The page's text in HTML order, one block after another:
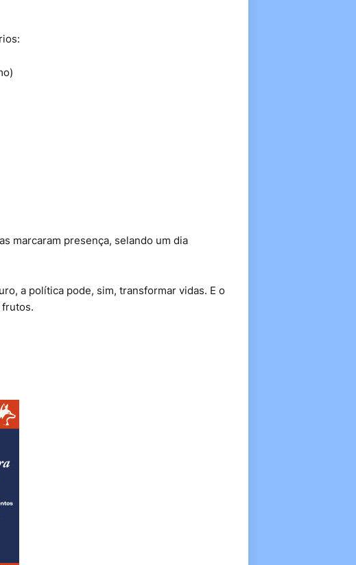
marcaram presença, selando um dia
a política pode, sim, transformar vidas. E o